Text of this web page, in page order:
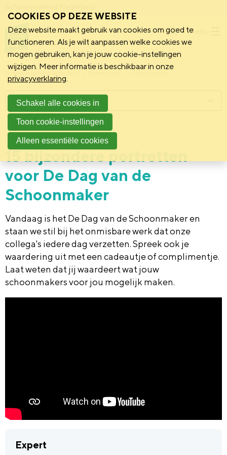
Menu
Schoonmakend Nederland
Nieuws 15 juni 2023
15 bijzondere portretten
voor De Dag van de
Schoonmaker
Vandaag is het De Dag van de Schoonmaker en
staan we stil bij het onmisbare werk dat onze
collega's iedere dag verzetten. Spreek ook je
waardering uit met een cadeautje of complimentje.
Laat weten dat jij waardeert wat jouw
schoonmakers voor jou mogelijk maken.
Expert
Menu
COOKIES OP DEZE WEBSITE
Deze website maakt gebruik van cookies om goed te
functioneren. Als je wilt aanpassen welke cookies we
mogen gebruiken, kan je jouw cookie-instellingen
wijzigen. Meer informatie is beschikbaar in onze
privacyverklaring.
Schakel alle cookies in
Toon cookie-instellingen
Alleen essentiële cookies